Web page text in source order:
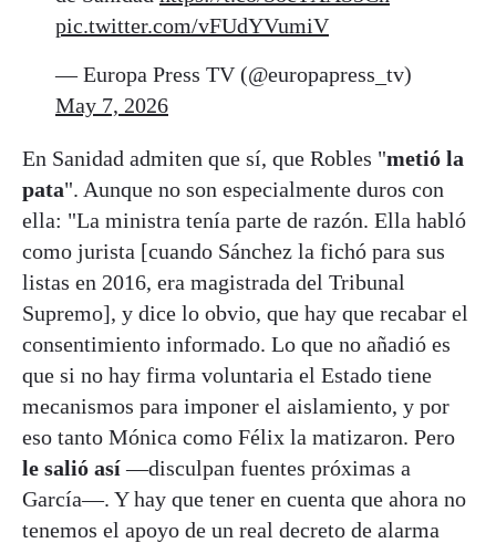
pic.twitter.com/vFUdYVumiV
— Europa Press TV (@europapress_tv)
May 7, 2026
En Sanidad admiten que sí, que Robles "metió la
pata". Aunque no son especialmente duros con
ella: "La ministra tenía parte de razón. Ella habló
como jurista [cuando Sánchez la fichó para sus
listas en 2016, era magistrada del Tribunal
Supremo], y dice lo obvio, que hay que recabar el
consentimiento informado. Lo que no añadió es
que si no hay firma voluntaria el Estado tiene
mecanismos para imponer el aislamiento, y por
eso tanto Mónica como Félix la matizaron. Pero
le salió así—disculpan fuentes próximas a
García—. Y hay que tener en cuenta que ahora no
tenemos el apoyo de un real decreto de alarma